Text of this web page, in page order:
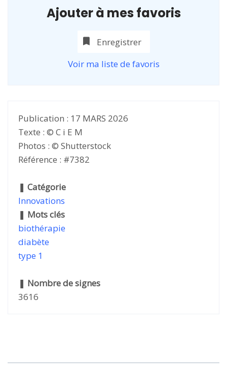
Ajouter à mes favoris
Enregistrer
Voir ma liste de favoris
Publication : 17 MARS 2026
Texte : © C i E M
Photos : © Shutterstock
Référence : #7382
❚ Catégorie
Innovations
❚ Mots clés
biothérapie
diabète
type 1
❚ Nombre de signes
3616